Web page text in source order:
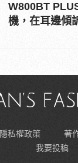
W800BT
機，在耳邊傾
隱私權政策 著
我要投稿